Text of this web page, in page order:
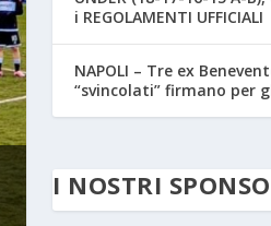
i REGOLAMENTI UFFICIALI
NAPOLI – Tre ex
“svincolati” firmano per
I NOSTRI